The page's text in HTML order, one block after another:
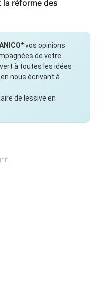
réforme des
vos opinions
de votre
à toutes les idées
nous écrivant à
de lessive en